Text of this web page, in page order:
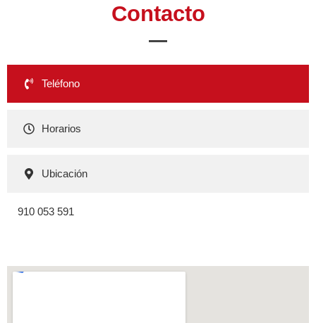
Contacto
Teléfono
Horarios
Ubicación
910 053 591